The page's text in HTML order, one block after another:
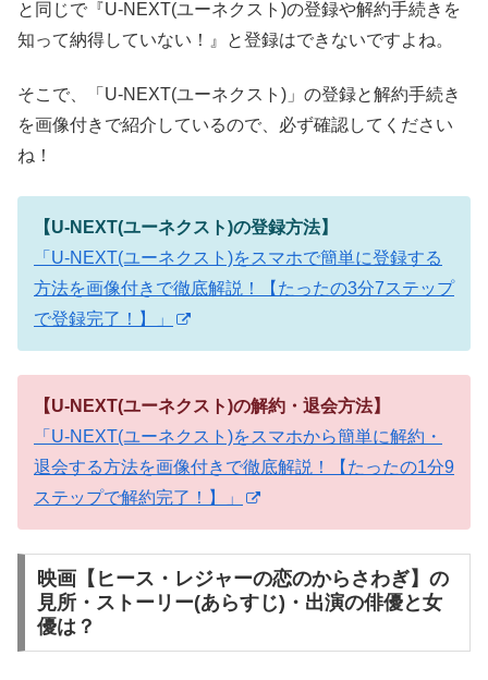
と同じで『U-NEXT(ユーネクスト)の登録や解約手続きを
知って納得していない！』と登録はできないですよね。
そこで、「U-NEXT(ユーネクスト)」の登録と解約手続き
を画像付きで紹介しているので、必ず確認してください
ね！
【U-NEXT(ユーネクスト)の登録方法】
「U-NEXT(ユーネクスト)をスマホで簡単に登録する
方法を画像付きで徹底解説！【たったの3分7ステップ
で登録完了！】」
【U-NEXT(ユーネクスト)の解約・退会方法】
「U-NEXT(ユーネクスト)をスマホから簡単に解約・
退会する方法を画像付きで徹底解説！【たったの1分9
ステップで解約完了！】」
映画【ヒース・レジャーの恋のからさわぎ】の
見所・ストーリー(あらすじ)・出演の俳優と女
優は？